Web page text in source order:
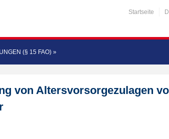
Startseite
(§ 15 FAO) »
von Altersvorsorgezulagen